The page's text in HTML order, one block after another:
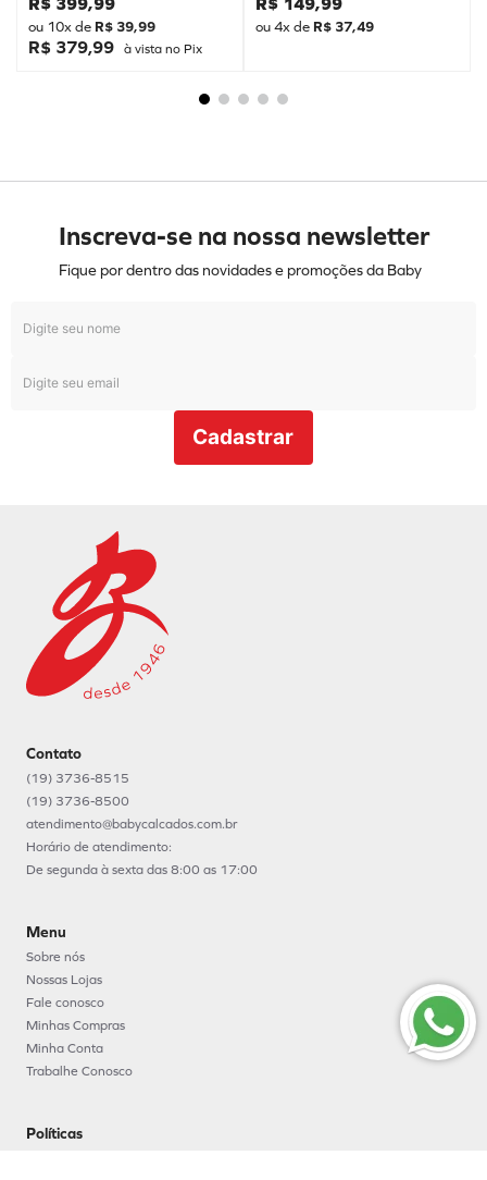
ou 10x de R$ 39,99
R$ 379,99 à vista no Pix
ou4x de R$ 37,49
Inscreva-se na nossa newsletter
Fique por dentro das novidades e promoções da Baby
Cadastrar
Contato
(19) 3736-8515
(19) 3736-8500
atendimento@babycalcados.com.br
Horário de atendimento:
De segunda à sexta das 8:00 as 17:00
Menu
Sobre nós
Nossas Lojas
Fale conosco
Minhas Compras
Minha Conta
Trabalhe Conosco
Políticas